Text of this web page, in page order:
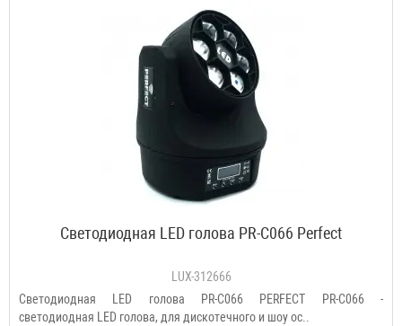
Светодиодная LED голова PR-C066 Perfect
LUX-312666
Светодиодная LED голова PR-C066 PERFECT PR-C066 -
светодиодная LED голова, для дискотечного и шоу ос..